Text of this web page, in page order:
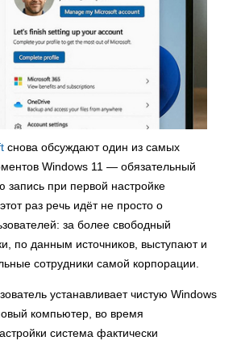
снова обсуждают один из самых
Windows 11 — обязательный
запись при первой настройке
раз речь идёт не просто о
за более свободный
по данным источников, выступают и
сотрудники самой корпорации.
устанавливает чистую Windows
компьютер, во время
система фактически